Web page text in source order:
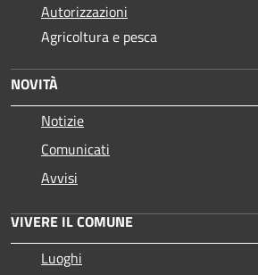
Autorizzazioni
Agricoltura e pesca
NOVITÀ
Notizie
Comunicati
Avvisi
VIVERE IL COMUNE
Luoghi